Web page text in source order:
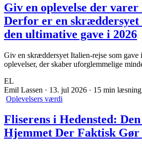
Giv en oplevelse der
Derfor er en
den ultimative gave i 2026
Giv en skræddersyet Italien-rejse som gave
oplevelser, der skaber uforglemmelige
EL
Emil Lassen · 13. jul 2026 · 15 min læsning
Oplevelsers værdi
Fliserens i Hedensted:
Hjemmet Der Faktisk Gør